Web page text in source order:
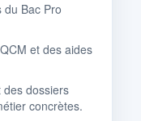
du Bac Pro
et des aides
dossiers
concrètes.